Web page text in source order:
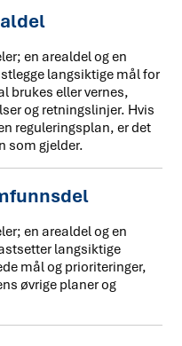
en arealdel og en
langsiktige mål for
brukes eller vernes,
og retningslinjer. Hvis
reguleringsplan, er det
som gjelder.
en arealdel og en
langsiktige
mål og prioriteringer,
øvrige planer og